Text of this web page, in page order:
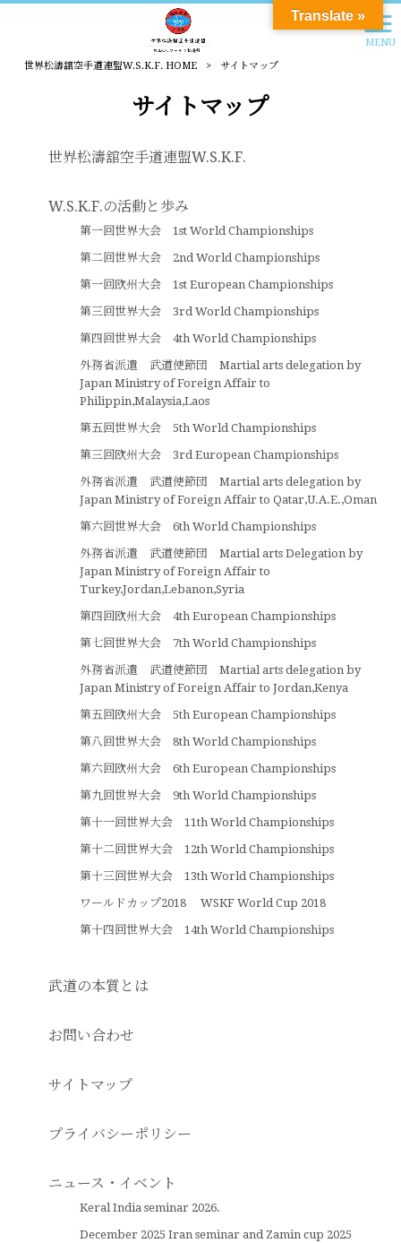
MENU
世界松濤舘空手道連盟W.S.K.F. HOME
> サイトマップ
サイトマップ
世界松濤舘空手道連盟W.S.K.F.
W.S.K.F.の活動と歩み
第一回世界大会 1st World Championships
第二回世界大会 2nd World Championships
第一回欧州大会 1st European Championships
第三回世界大会 3rd World Championships
第四回世界大会 4th World Championships
外務省派遣 武道使節団 Martial arts delegation by
Japan Ministry of Foreign Affair to
Philippin,Malaysia,Laos
第五回世界大会 5th World Championships
第三回欧州大会 3rd European Championships
外務省派遣 武道使節団 Martial arts delegation by
Japan Ministry of Foreign Affair to Qatar,U.A.E.,Oman
第六回世界大会 6th World Championships
外務省派遣 武道使節団 Martial arts Delegation by
Japan Ministry of Foreign Affair to
Turkey,Jordan,Lebanon,Syria
第四回欧州大会 4th European Championships
第七回世界大会 7th World Championships
外務省派遣 武道使節団 Martial arts delegation by
Japan Ministry of Foreign Affair to Jordan,Kenya
第五回欧州大会 5th European Championships
第八回世界大会 8th World Championships
第六回欧州大会 6th European Championships
第九回世界大会 9th World Championships
第十一回世界大会 11th World Championships
第十二回世界大会 12th World Championships
第十三回世界大会 13th World Championships
ワールドカップ2018 WSKF World Cup 2018
第十四回世界大会 14th World Championships
武道の本質とは
お問い合わせ
サイトマップ
プライバシーポリシー
ニュース・イベント
Keral India seminar 2026.
December 2025 Iran seminar and Zamin cup 2025
Translate »